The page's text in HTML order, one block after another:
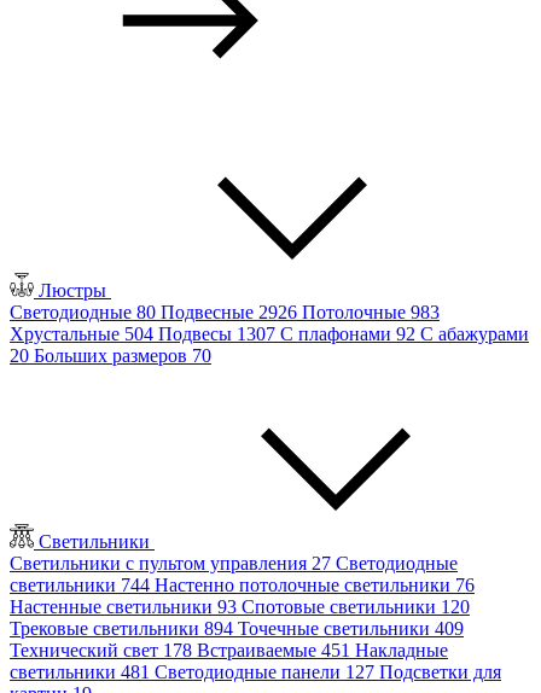
Люстры
Светодиодные 80 Подвесные 2926 Потолочные 983
Хрустальные 504 Подвесы 1307 С плафонами 92 С абажурами
20 Больших размеров 70
Светильники
Светильники с пультом управления 27 Светодиодные
светильники 744 Настенно потолочные светильники 76
Настенные светильники 93 Спотовые светильники 120
Трековые светильники 894 Точечные светильники 409
Технический свет 178 Встраиваемые 451 Накладные
светильники 481 Светодиодные панели 127 Подсветки для